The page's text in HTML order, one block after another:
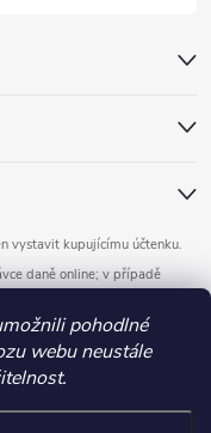
pohodlné
webu neustále
vystavit kupujícímu účtenku.
daně online; v případě